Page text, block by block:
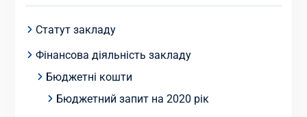
Статут закладу
Фінансова діяльність закладу
Бюджетні кошти
Бюджетний запит на 2020 рік